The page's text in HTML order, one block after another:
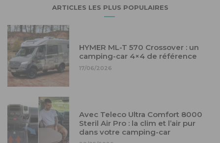
ARTICLES LES PLUS POPULAIRES
HYMER ML-T 570 Crossover : un
camping-car 4×4 de référence
17/06/2026
Avec Teleco Ultra Comfort 8000
Steril Air Pro : la clim et l’air pur
dans votre camping-car